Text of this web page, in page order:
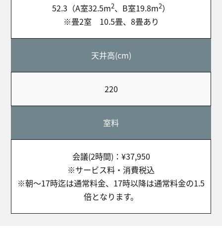
52.3（A室32.5m2、B室19.8m2）
※畳2室 10.5畳、8畳あり
天井高(cm)
220
室料
会議(2時間)：¥37,950
※サービス料・消費税込
※朝～17時迄は通常料金、17時以降は通常料金の1.5
倍となります。